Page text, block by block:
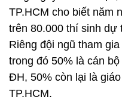
TP.HCM cho biết năm
trên 80.000 thí sinh dự
Riêng đội ngũ tham
trong đó 50% là cán
ĐH, 50% còn lại là
TP.HCM.